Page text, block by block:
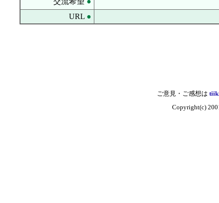
URL ●
ご意見・ご感想は
Copyright(c)